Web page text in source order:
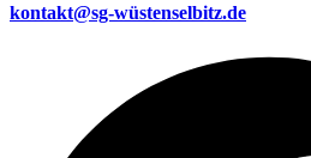
kontakt@sg-wüstenselbitz.de